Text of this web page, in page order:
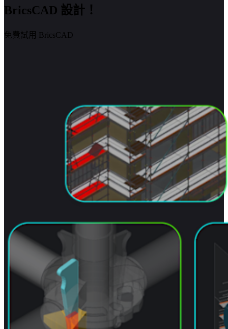
BricsCAD 設計！
免費試用 BricsCAD